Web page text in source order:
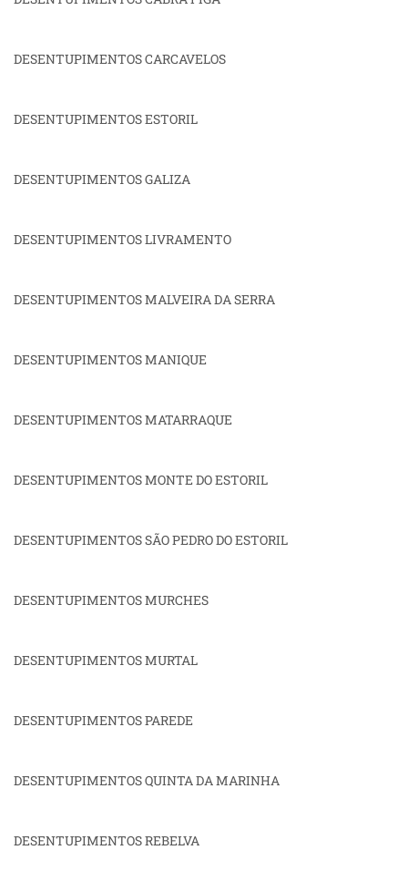
DESENTUPIMENTOS CARCAVELOS
DESENTUPIMENTOS ESTORIL
DESENTUPIMENTOS GALIZA
DESENTUPIMENTOS LIVRAMENTO
DESENTUPIMENTOS MALVEIRA DA SERRA
DESENTUPIMENTOS MANIQUE
DESENTUPIMENTOS MATARRAQUE
DESENTUPIMENTOS MONTE DO ESTORIL
DESENTUPIMENTOS SÃO PEDRO DO ESTORIL
DESENTUPIMENTOS MURCHES
DESENTUPIMENTOS MURTAL
DESENTUPIMENTOS PAREDE
DESENTUPIMENTOS QUINTA DA MARINHA
DESENTUPIMENTOS REBELVA